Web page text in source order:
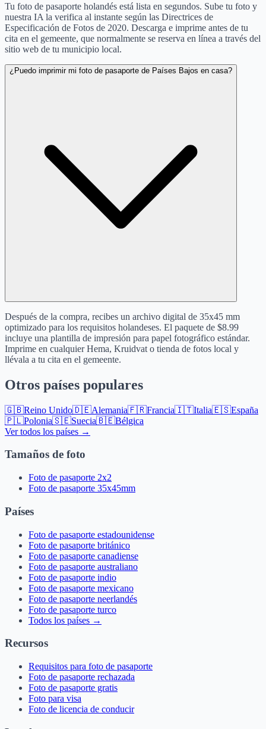
Tu foto de pasaporte holandés está lista en segundos. Sube tu foto y
nuestra IA la verifica al instante según las Directrices de
Especificación de Fotos de 2020. Descarga e imprime antes de tu
cita en el gemeente, que normalmente se reserva en línea a través del
sitio web de tu municipio local.
¿Puedo imprimir mi foto de pasaporte de Países Bajos en casa?
Después de la compra, recibes un archivo digital de 35x45 mm
optimizado para los requisitos holandeses. El paquete de $8.99
incluye una plantilla de impresión para papel fotográfico estándar.
Imprime en cualquier Hema, Kruidvat o tienda de fotos local y
llévala a tu cita en el gemeente.
Otros países populares
🇬🇧Reino Unido🇩🇪Alemania🇫🇷Francia🇮🇹Italia🇪🇸España
🇵🇱Polonia🇸🇪Suecia🇧🇪Bélgica
Ver todos los países →
Tamaños de foto
Foto de pasaporte 2x2
Foto de pasaporte 35x45mm
Países
Foto de pasaporte estadounidense
Foto de pasaporte británico
Foto de pasaporte canadiense
Foto de pasaporte australiano
Foto de pasaporte indio
Foto de pasaporte mexicano
Foto de pasaporte neerlandés
Foto de pasaporte turco
Todos los países →
Recursos
Requisitos para foto de pasaporte
Foto de pasaporte rechazada
Foto de pasaporte gratis
Foto para visa
Foto de licencia de conducir